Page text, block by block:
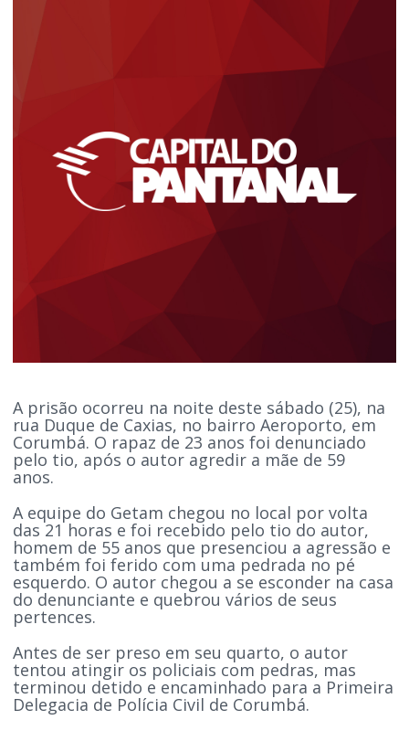
A prisão ocorreu na noite deste sábado (25), na
rua Duque de Caxias, no bairro Aeroporto, em
Corumbá. O rapaz de 23 anos foi denunciado
pelo tio, após o autor agredir a mãe de 59
anos.
A equipe do Getam chegou no local por volta
das 21 horas e foi recebido pelo tio do autor,
homem de 55 anos que presenciou a agressão e
também foi ferido com uma pedrada no pé
esquerdo. O autor chegou a se esconder na casa
do denunciante e quebrou vários de seus
pertences.
Antes de ser preso em seu quarto, o autor
tentou atingir os policiais com pedras, mas
terminou detido e encaminhado para a Primeira
Delegacia de Polícia Civil de Corumbá.